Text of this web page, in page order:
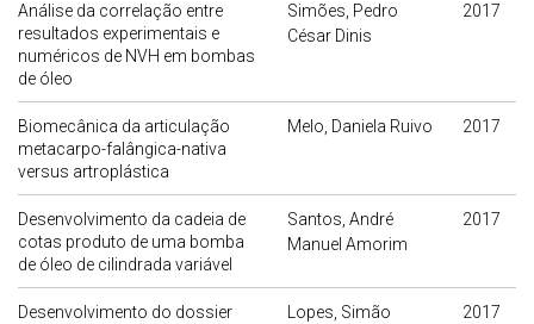
Análise da correlação entre
resultados experimentais e
numéricos de NVH em bombas
de óleo
Simões, Pedro
César Dinis
2017
Biomecânica da articulação
metacarpo-falângica-nativa
versus artroplástica
Melo, Daniela Ruivo 2017
Desenvolvimento da cadeia de
cotas produto de uma bomba
de óleo de cilindrada variável
Santos, André
Manuel Amorim
2017
Desenvolvimento do dossier
Lopes, Simão
2017